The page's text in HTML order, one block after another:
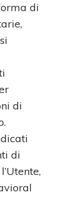
di
di
di